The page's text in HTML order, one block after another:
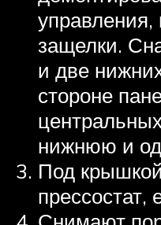
управления,
защелки.
и две
стороне
нижнюю и
Под
прессостат,